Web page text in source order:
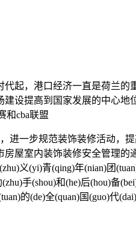
，港口经济一直是荷兰的
设提高到国家发展的中心
和cba联盟
步规范装饰装修活动，提
屋室内装饰装修安全管理
(yi)青(qing)年(nian)团(tuan)
手(shou)和(he)后(hou)备
的(de)全(quan)国(guo)代